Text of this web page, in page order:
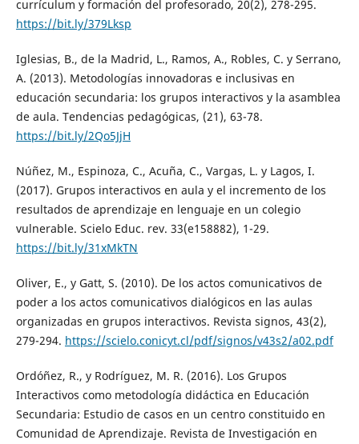
currículum y formación del profesorado, 20(2), 278-295.
https://bit.ly/379Lksp
Iglesias, B., de la Madrid, L., Ramos, A., Robles, C. y Serrano,
A. (2013). Metodologías innovadoras e inclusivas en
educación secundaria: los grupos interactivos y la asamblea
de aula. Tendencias pedagógicas, (21), 63-78.
https://bit.ly/2Qo5JjH
Núñez, M., Espinoza, C., Acuña, C., Vargas, L. y Lagos, I.
(2017). Grupos interactivos en aula y el incremento de los
resultados de aprendizaje en lenguaje en un colegio
vulnerable. Scielo Educ. rev. 33(e158882), 1-29.
https://bit.ly/31xMkTN
Oliver, E., y Gatt, S. (2010). De los actos comunicativos de
poder a los actos comunicativos dialógicos en las aulas
organizadas en grupos interactivos. Revista signos, 43(2),
279-294. https://scielo.conicyt.cl/pdf/signos/v43s2/a02.pdf
Ordóñez, R., y Rodríguez, M. R. (2016). Los Grupos
Interactivos como metodología didáctica en Educación
Secundaria: Estudio de casos en un centro constituido en
Comunidad de Aprendizaje. Revista de Investigación en